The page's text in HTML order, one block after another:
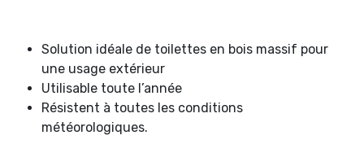
Solution idéale de toilettes en bois massif pour
une usage extérieur
Utilisable toute l’année
Résistent à toutes les conditions
météorologiques.